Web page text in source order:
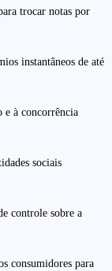
trocar notas por
instantâneos de até
e à concorrência
sociais
controle sobre a
consumidores para